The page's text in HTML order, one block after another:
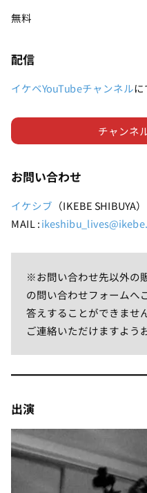
無料
配信
イケベYouTubeチャンネルに
チャンネ
お問い合わせ
イケシブ （IKEBE SHIBUYA）
MAIL :
※お問い合わせ先以外の
の問い合わせフォームへ
答えすることができませ
ご連絡いただけますよう
出演